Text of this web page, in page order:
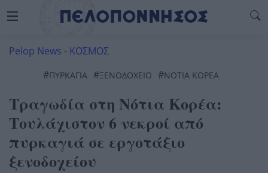
Pelop News - ΚΟΣΜΟΣ
#ΠΥΡΚΑΓΙΆ #ΞΕΝΟΔΟΧΕΊΟ #ΝΟΤΙΑ ΚΟΡΕΑ
Τραγωδία στη Νότια Κορέα:
Τουλάχιστον 6 νεκροί από
πυρκαγιά σε εργοτάξιο
ξενοδοχείου